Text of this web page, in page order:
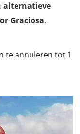
alternatieve
Graciosa.
te annuleren tot 1